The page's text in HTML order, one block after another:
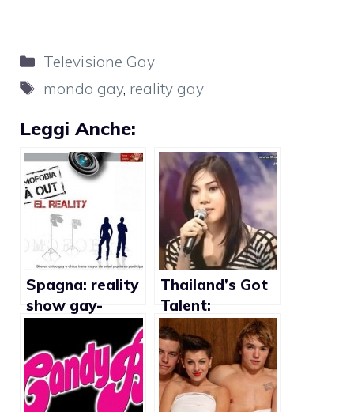
Categorie
Televisione Gay
Tag
mondo gay, reality gay
Leggi Anche:
Spagna: reality
show gay-
Thailand’s Got
Talent:
concorrente
trans rivela la
propria identità